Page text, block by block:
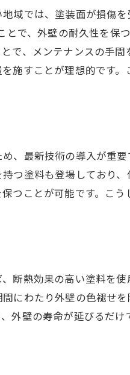
ローチ
域では、塗装面が損傷
で、外壁の耐久性を保
で、メンテナンスの手間
施すことが理想的です。
、最新技術の導入が重
つ塗料も登場しており
つことが可能です。こう
断熱効果の高い塗料を
にわたり外壁の色褪せ
外壁の寿命が延びるだ